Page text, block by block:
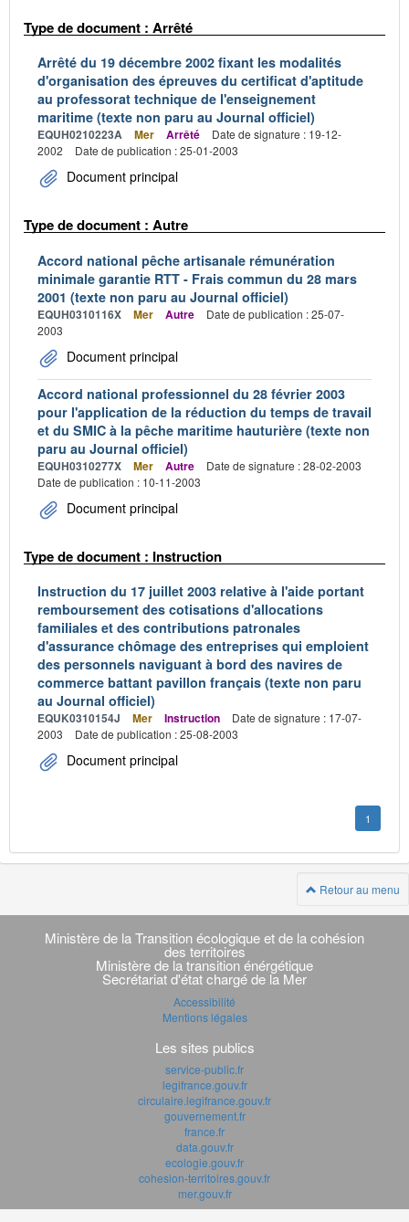
Type de document : Arrêté
Arrêté du 19 décembre 2002 fixant les modalités
d'organisation des épreuves du certificat d'aptitude
au professorat technique de l'enseignement
maritime (texte non paru au Journal officiel)
EQUH0210223A Mer Arrêté
Date de signature : 19-12-
2002
Date de publication : 25-01-2003
Document principal
Type de document : Autre
Accord national pêche artisanale rémunération
minimale garantie RTT - Frais commun du 28 mars
2001 (texte non paru au Journal officiel)
EQUH0310116X Mer Autre
Date de publication : 25-07-
2003
Document principal
Accord national professionnel du 28 février 2003
pour l'application de la réduction du temps de travail
et du SMIC à la pêche maritime hauturière (texte non
paru au Journal officiel)
EQUH0310277X Mer Autre
Date de signature : 28-02-2003
Date de publication : 10-11-2003
Document principal
Type de document : Instruction
Instruction du 17 juillet 2003 relative à l'aide portant
remboursement des cotisations d'allocations
familiales et des contributions patronales
d'assurance chômage des entreprises qui emploient
des personnels naviguant à bord des navires de
commerce battant pavillon français (texte non paru
au Journal officiel)
EQUK0310154J Mer Instruction
Date de signature : 17-07-
2003
Date de publication : 25-08-2003
Document principal
1
Retour au menu
Navigation
transverse
Ministère de la Transition écologique et de la cohésion
des territoires
Ministère de la transition énérgétique
Secrétariat d'état chargé de la Mer
Accessibilité
Mentions légales
Les sites publics
service-public.fr
legifrance.gouv.fr
circulaire.legifrance.gouv.fr
gouvernement.fr
france.fr
data.gouv.fr
ecologie.gouv.fr
cohesion-territoires.gouv.fr
mer.gouv.fr